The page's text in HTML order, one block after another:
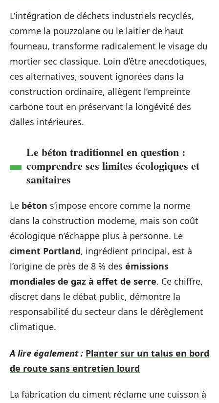
L’intégration de déchets industriels recyclés,
comme la pouzzolane ou le laitier de haut
fourneau, transforme radicalement le visage du
mortier sec classique. Loin d’être anecdotiques,
ces alternatives, souvent ignorées dans la
construction ordinaire, allègent l’empreinte
carbone tout en préservant la longévité des
dalles intérieures.
Le béton traditionnel en question :
comprendre ses limites écologiques et
sanitaires
Le béton s’impose encore comme la norme
dans la construction moderne, mais son coût
écologique n’échappe plus à personne. Le
ciment Portland, ingrédient principal, est à
l’origine de près de 8 % des émissions
mondiales de gaz à effet de serre. Ce chiffre,
discret dans le débat public, démontre la
responsabilité du secteur dans le dérèglement
climatique.
A lire également : Planter sur un talus en bord
de route sans entretien lourd
La fabrication du ciment réclame une cuisson à